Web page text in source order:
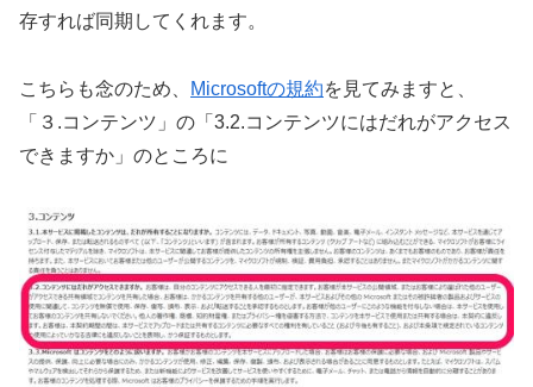
存すれば同期してくれます。
こちらも念のため、 Microsoftの規約を見てみますと、
「３.コンテンツ」の「3.2.コンテンツにはだれがアクセス
できますか」のところに